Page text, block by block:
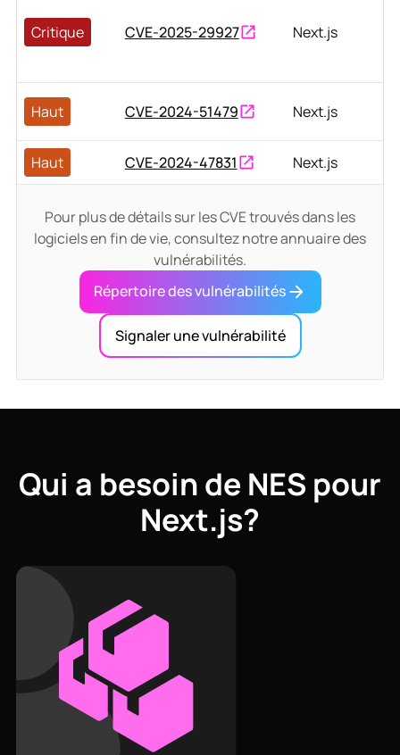
Critique CVE-2025-29927 Next.js
Haut CVE-2024-51479 Next.js
Haut CVE-2024-47831 Next.js
Pour plus de détails sur les CVE trouvés dans les
logiciels en fin de vie, consultez notre annuaire des
vulnérabilités.
Répertoire des vulnérabilités
Signaler une vulnérabilité
Qui a besoin de NES pour
Next.js?